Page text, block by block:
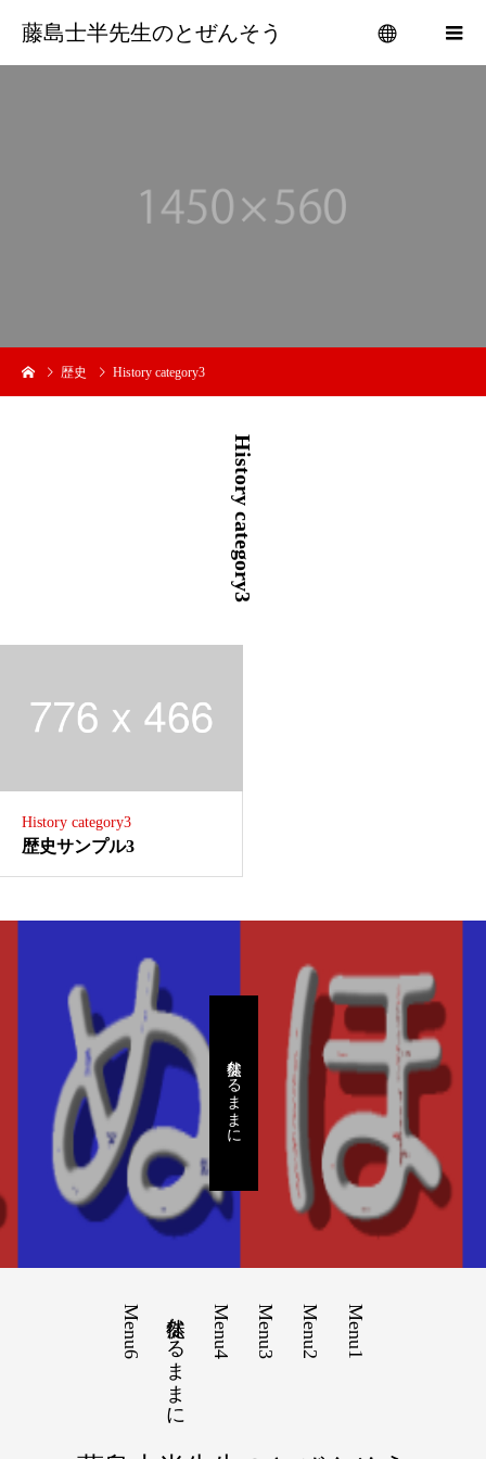
藤島士半先生のとぜんそう
歴史 History category3
History category3
History category3
歴史サンプル3
徒然なるままに
Menu1
Menu2
Menu3
Menu4
徒然なるままに
Menu6